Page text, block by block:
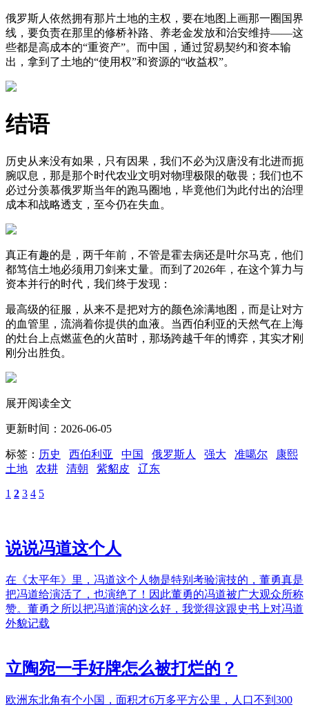
俄罗斯人依然拥有那片土地的主权，要在地图上画那一圈国界
线，要负责在那里的修桥补路、养老金发放和治安维持——这
些都是高成本的“重资产”。而中国，通过贸易契约和资本输
出，拿到了土地的“使用权”和资源的“收益权”。
结语
历史从来没有如果，只有因果，我们不必为汉唐没有北进而扼
腕叹息，那是那个时代农业文明对物理极限的敬畏；我们也不
必过分羡慕俄罗斯当年的跑马圈地，毕竟他们为此付出的治理
成本和战略透支，至今仍在失血。
真正有趣的是，两千年前，不管是霍去病还是叶尔马克，他们
都笃信土地必须用刀剑来丈量。而到了2026年，在这个算力与
资本并行的时代，我们终于发现：
最高级的征服，从来不是把对方的颜色涂满地图，而是让对方
的血管里，流淌着你提供的血液。当西伯利亚的天然气在上海
的灶台上点燃蓝色的火苗时，那场跨越千年的博弈，其实才刚
刚分出胜负。
展开阅读全文
更新时间：2026-06-05
标签： 历史 西伯利亚 中国 俄罗斯人 强大 准噶尔
康熙
土地
农耕 清朝 紫貂皮 辽东
1 2 3 4 5
说说冯道这个人
在《太平年》里，冯道这个人物是特别考验演技的，董勇真是
把冯道给演活了，也演绝了！因此董勇的冯道被广大观众所称
赞。董勇之所以把冯道演的这么好，我觉得这跟史书上对冯道
外貌记载
立陶宛一手好牌怎么被打烂的？
欧洲东北角有个小国，面积才6万多平方公里，人口不到300